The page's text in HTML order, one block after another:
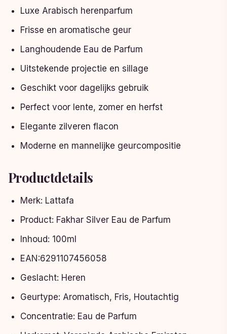
Luxe Arabisch herenparfum
Frisse en aromatische geur
Langhoudende Eau de Parfum
Uitstekende projectie en sillage
Geschikt voor dagelijks gebruik
Perfect voor lente, zomer en herfst
Elegante zilveren flacon
Moderne en mannelijke geurcompositie
Productdetails
Merk: Lattafa
Product: Fakhar Silver Eau de Parfum
Inhoud: 100ml
EAN:6291107456058
Geslacht: Heren
Geurtype: Aromatisch, Fris, Houtachtig
Concentratie: Eau de Parfum